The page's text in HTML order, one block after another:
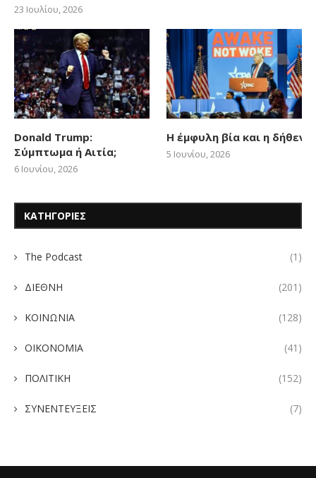
23 Ιουλίου, 2026
Donald Trump:
Σύμπτωμα ή Αιτία;
6 Ιουνίου, 2026
Η έμφυλη βία και η δήθεν
5 Ιουνίου, 2026
ΚΑΤΗΓΟΡΙΕΣ
The Podcast (1)
ΔΙΕΘΝΗ (201)
ΚΟΙΝΩΝΙΑ (128)
ΟΙΚΟΝΟΜΙΑ (41)
ΠΟΛΙΤΙΚΗ (152)
ΣΥΝΕΝΤΕΥΞΕΙΣ (7)